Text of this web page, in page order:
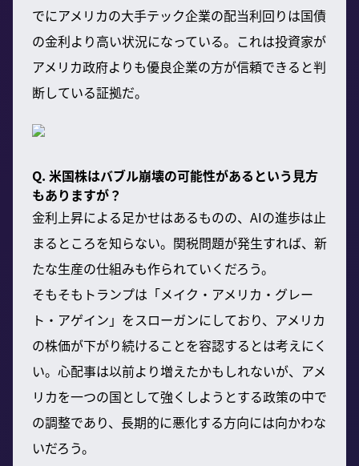
でにアメリカの大手テック企業の配当利回りは国債
の金利より高い状況になっている。これは投資家が
アメリカ政府よりも優良企業の方が信頼できると判
断している証拠だ。
Q. 米国株はバブル崩壊の可能性があるという見方
もありますが？
金利上昇による足かせはあるものの、AIの進歩は止
まるところを知らない。関税問題が発生すれば、新
たな生産の仕組みも作られていくだろう。
そもそもトランプは「メイク・アメリカ・グレー
ト・アゲイン」をスローガンにしており、アメリカ
の株価が下がり続けることを容認するとは考えにく
い。心配事は以前より増えたかもしれないが、アメ
リカを一つの国として強くしようとする政策の中で
の調整であり、長期的に悪化する方向には向かわな
いだろう。